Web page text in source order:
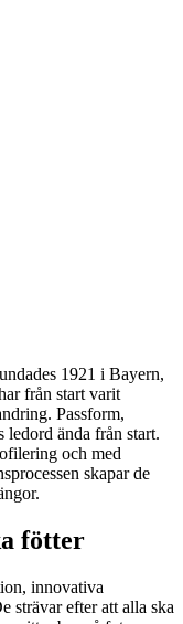
1921 i Bayern,
från start varit
Passform,
ända från start.
och med
skapar de
fötter
innovativa
strävar efter att alla ska